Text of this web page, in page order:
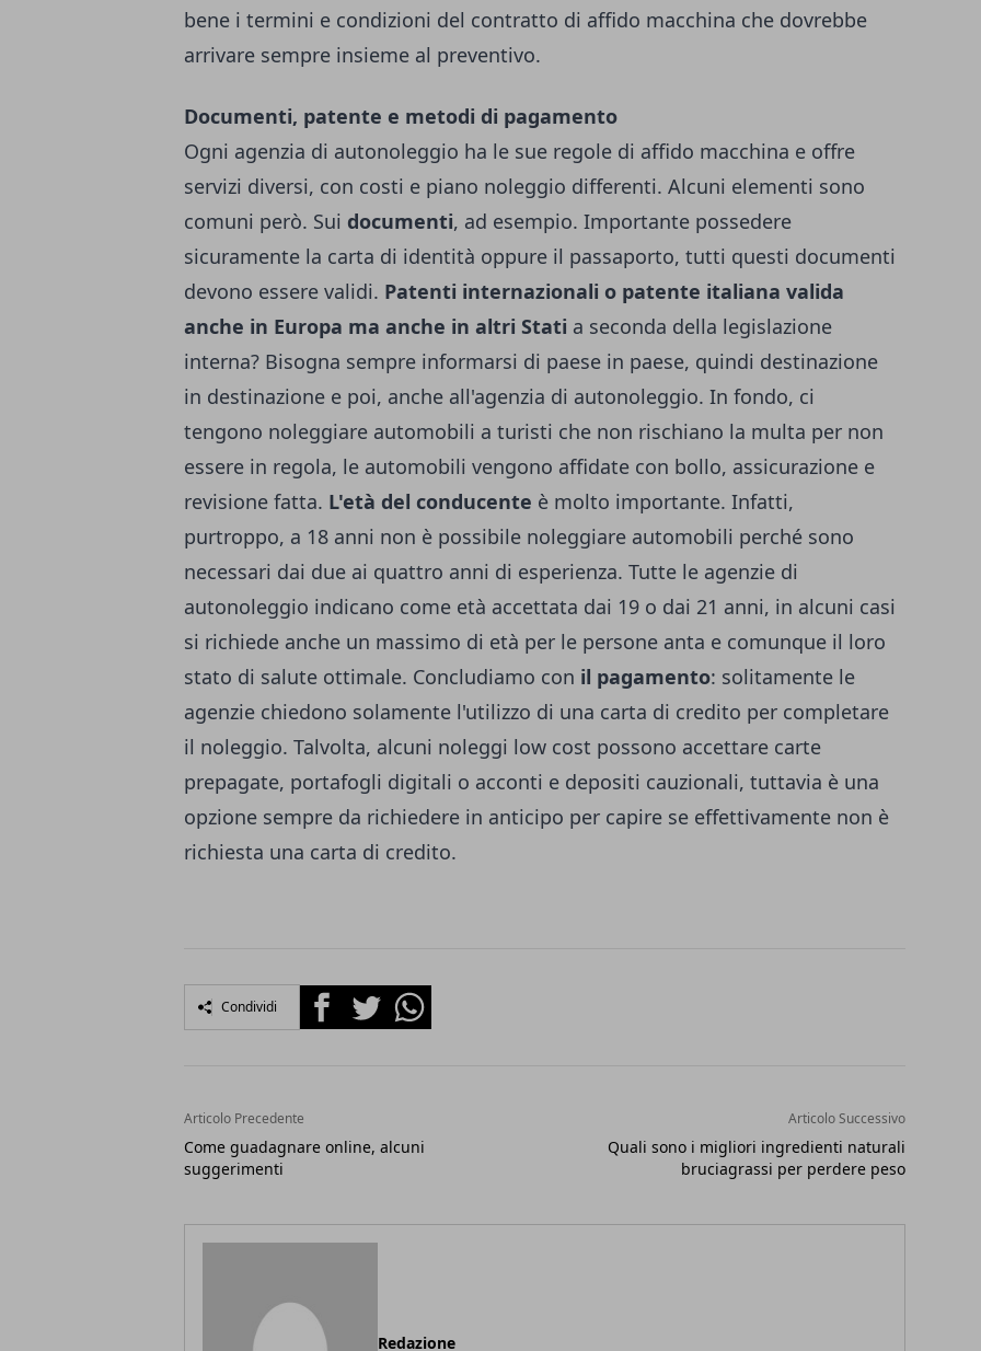
bene i termini e condizioni del contratto di affido macchina che dovrebbe
arrivare sempre insieme al preventivo.
Documenti, patente e metodi di pagamento
Ogni agenzia di autonoleggio ha le sue regole di affido macchina e offre
servizi diversi, con costi e piano noleggio differenti. Alcuni elementi sono
comuni però. Sui documenti, ad esempio. Importante possedere
sicuramente la carta di identità oppure il passaporto, tutti questi documenti
devono essere validi. Patenti internazionali o patente italiana valida
anche in Europa ma anche in altri Stati a seconda della legislazione
interna? Bisogna sempre informarsi di paese in paese, quindi destinazione
in destinazione e poi, anche all'agenzia di autonoleggio. In fondo, ci
tengono noleggiare automobili a turisti che non rischiano la multa per non
essere in regola, le automobili vengono affidate con bollo, assicurazione e
revisione fatta. L'età del conducente è molto importante. Infatti,
purtroppo, a 18 anni non è possibile noleggiare automobili perché sono
necessari dai due ai quattro anni di esperienza. Tutte le agenzie di
autonoleggio indicano come età accettata dai 19 o dai 21 anni, in alcuni casi
si richiede anche un massimo di età per le persone anta e comunque il loro
stato di salute ottimale. Concludiamo con il pagamento: solitamente le
agenzie chiedono solamente l'utilizzo di una carta di credito per completare
il noleggio. Talvolta, alcuni noleggi low cost possono accettare carte
prepagate, portafogli digitali o acconti e depositi cauzionali, tuttavia è una
opzione sempre da richiedere in anticipo per capire se effettivamente non è
richiesta una carta di credito.
Condividi FacebookTwitterWhatsapp
Articolo Precedente
Come guadagnare online, alcuni
suggerimenti
Articolo Successivo
Quali sono i migliori ingredienti naturali
bruciagrassi per perdere peso
Redazione